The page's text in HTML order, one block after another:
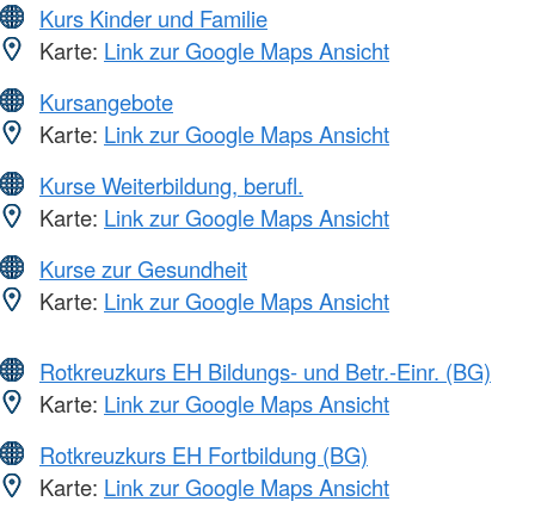
Kurs Kinder und Familie
Karte: Link zur Google Maps Ansicht
Kursangebote
Karte: Link zur Google Maps Ansicht
Kurse Weiterbildung, berufl.
Karte: Link zur Google Maps Ansicht
Kurse zur Gesundheit
Karte: Link zur Google Maps Ansicht
Rotkreuzkurs EH Bildungs- und Betr.-Einr. (BG)
Karte: Link zur Google Maps Ansicht
Rotkreuzkurs EH Fortbildung (BG)
Karte: Link zur Google Maps Ansicht